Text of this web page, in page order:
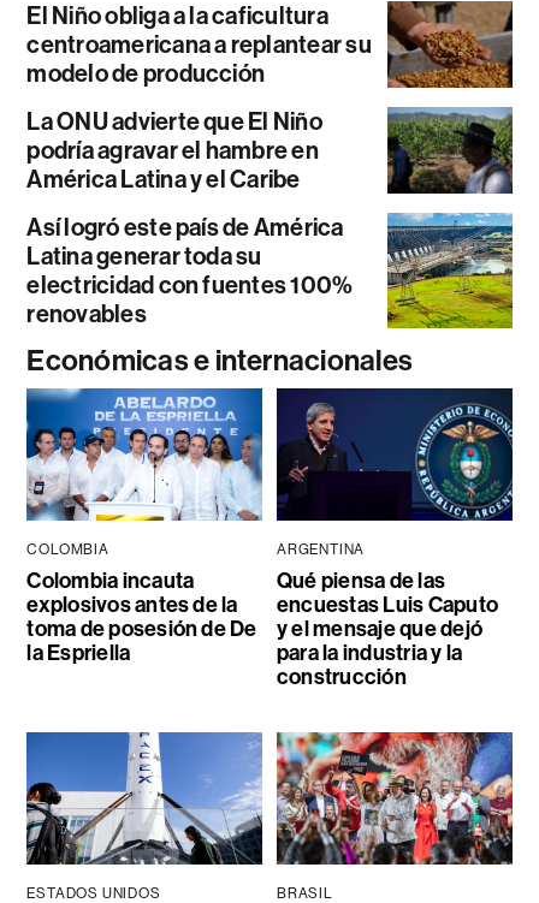
El Niño obliga a la caficultura
centroamericana a replantear su
modelo de producción
La ONU advierte que El Niño
podría agravar el hambre en
América Latina y el Caribe
Así logró este país de América
Latina generar toda su
electricidad con fuentes 100%
renovables
Económicas e internacionales
COLOMBIA
Colombia incauta
explosivos antes de la
toma de posesión de De
la Espriella
ARGENTINA
Qué piensa de las
encuestas Luis Caputo
y el mensaje que dejó
para la industria y la
construcción
ESTADOS UNIDOS BRASIL